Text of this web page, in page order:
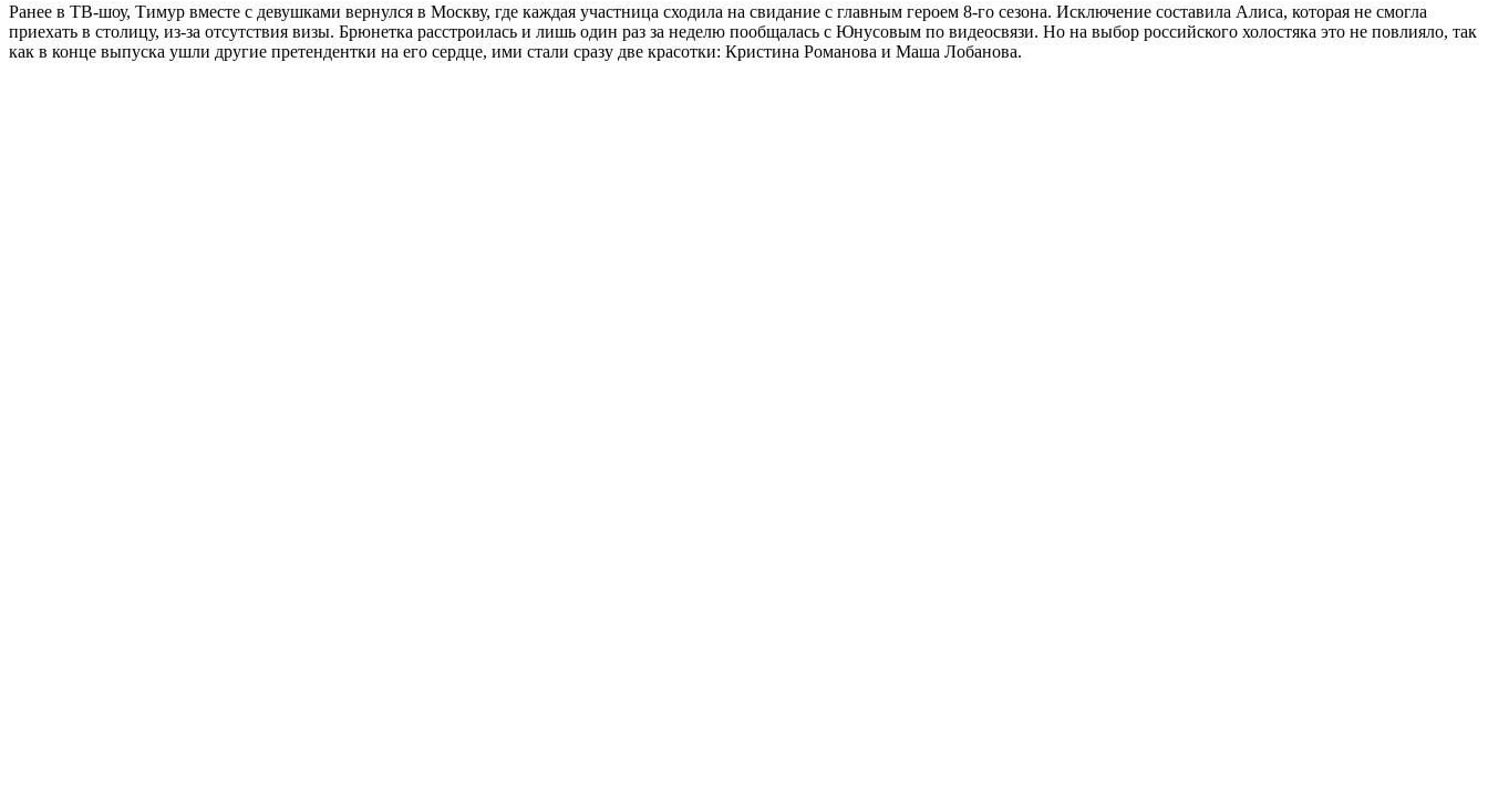
Ранее в ТВ-шоу, Тимур вместе с девушками вернулся в Москву, где каждая участница сходила на свидание с главным героем 8-го сезона. Исключение составила Алиса, которая не смогла
приехать в столицу, из-за отсутствия визы. Брюнетка расстроилась и лишь один раз за неделю пообщалась с Юнусовым по видеосвязи. Но на выбор российского холостяка это не повлияло, так
как в конце выпуска ушли другие претендентки на его сердце, ими стали сразу две красотки: Кристина Романова и Маша Лобанова.